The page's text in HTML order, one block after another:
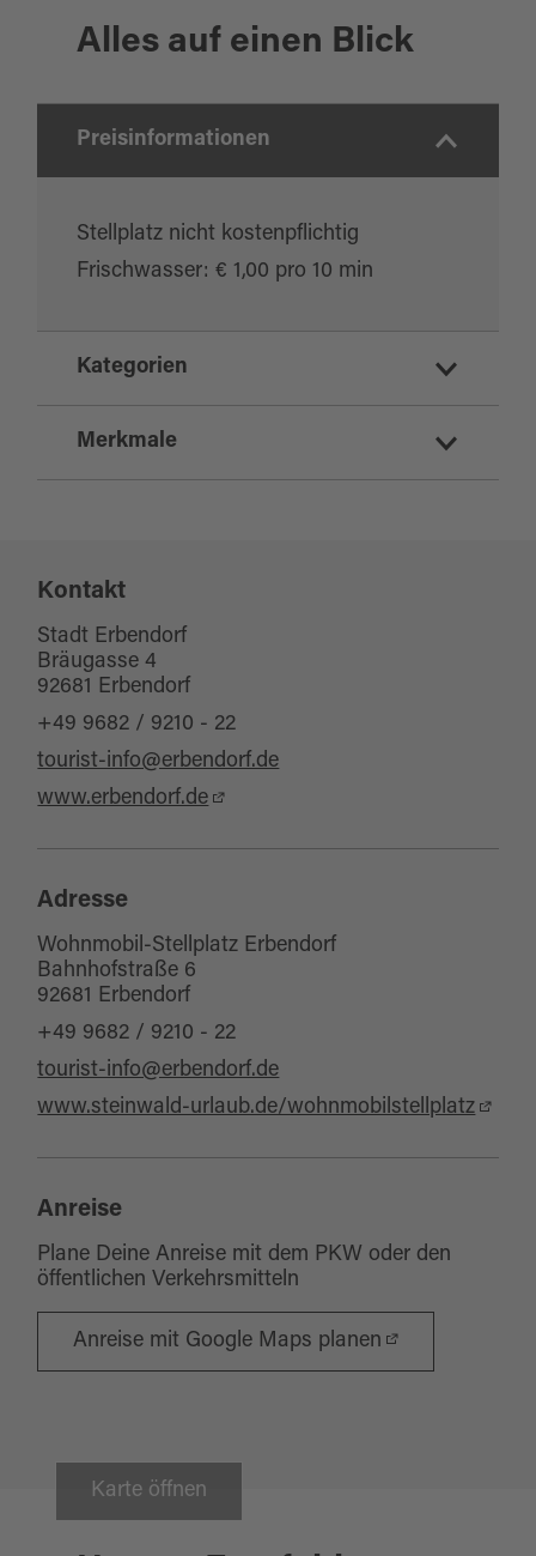
Alles auf einen Blick
Preisinformationen
Stellplatz nicht kostenpflichtig
Frischwasser: € 1,00 pro 10 min
Kategorien
Sonstiges
Mobil und Service
Merkmale
Haustiere erlaubt
Kontakt
Stadt Erbendorf
Bräugasse 4
92681 Erbendorf
+49 9682 / 9210 - 22
tourist-info@erbendorf.de
www.erbendorf.de
Adresse
Wohnmobil-Stellplatz Erbendorf
Bahnhofstraße 6
92681 Erbendorf
+49 9682 / 9210 - 22
tourist-info@erbendorf.de
www.steinwald-urlaub.de/wohnmobilstellplatz
Anreise
Plane Deine Anreise mit dem PKW oder den
öffentlichen Verkehrsmitteln
Anreise mit Google Maps planen
Karte öffnen